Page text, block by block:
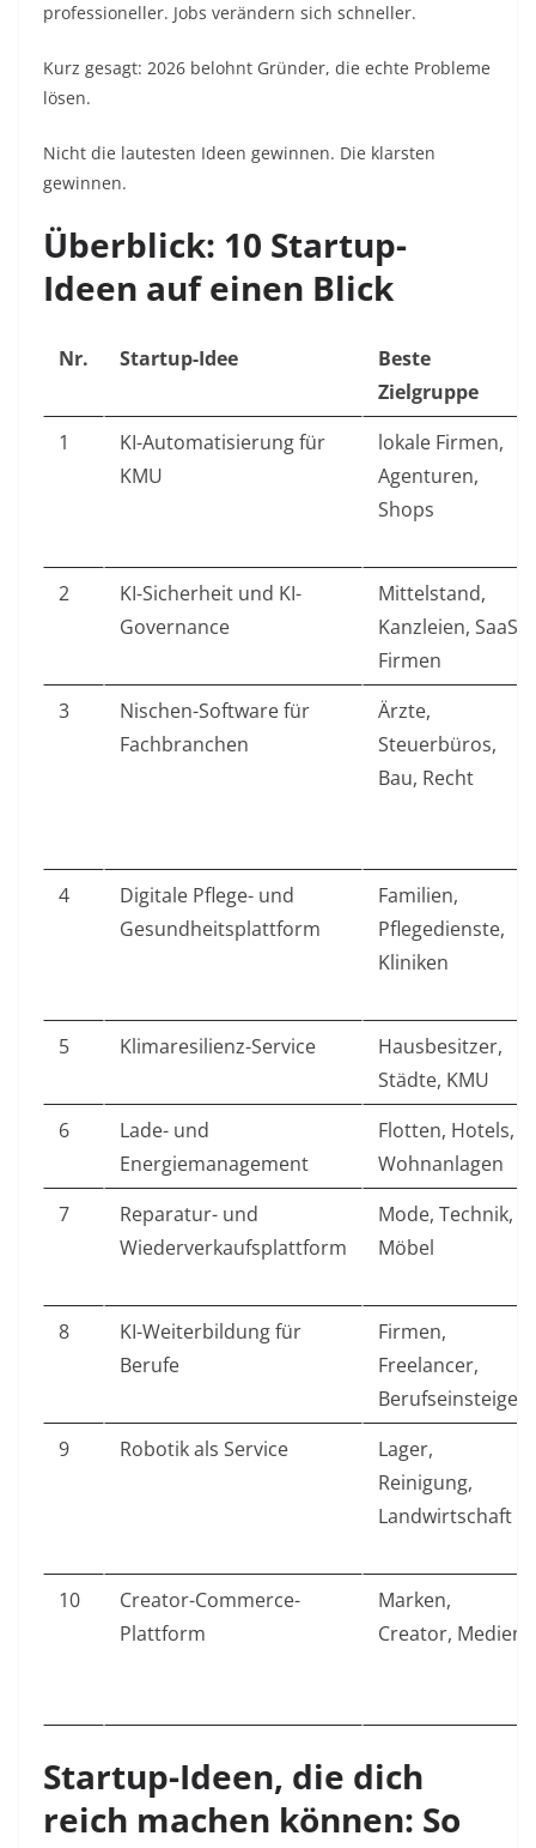
professioneller. Jobs verändern sich schneller.
Kurz gesagt: 2026 belohnt Gründer, die echte Probleme
lösen.
Nicht die lautesten Ideen gewinnen. Die klarsten
gewinnen.
Überblick: 10 Startup-
Ideen auf einen Blick
Nr. Startup-Idee
Beste
Zielgruppe
1
KI-Automatisierung für
KMU
lokale Firmen,
Agenturen,
Shops
2
KI-Sicherheit und KI-
Governance
Mittelstand,
Kanzleien, SaaS-
Firmen
3
Nischen-Software für
Fachbranchen
Ärzte,
Steuerbüros,
Bau, Recht
4
Digitale Pflege- und
Gesundheitsplattform
Familien,
Pflegedienste,
Kliniken
5 Klimaresilienz-Service
Hausbesitzer,
Städte, KMU
6
Lade- und
Energiemanagement
Flotten, Hotels,
Wohnanlagen
7
Reparatur- und
Wiederverkaufsplattform
Mode, Technik,
Möbel
8
KI-Weiterbildung für
Berufe
Firmen,
Freelancer,
Berufseinsteiger
9
Robotik als Service
Lager,
Reinigung,
Landwirtschaft
10
Creator-Commerce-
Plattform
Marken,
Creator, Medien
Startup-Ideen, die dich
reich machen können: So